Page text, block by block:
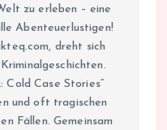
zu erleben – eine
Abenteuerlustigen!
dreht sich
Case Stories“
und oft tragischen
Fällen. Gemeinsam